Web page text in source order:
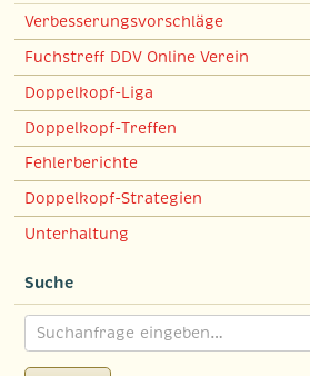
Verbesserungsvorschläge
Fuchstreff DDV Online Verein
Doppelkopf-Liga
Doppelkopf-Treffen
Fehlerberichte
Doppelkopf-Strategien
Unterhaltung
Suche